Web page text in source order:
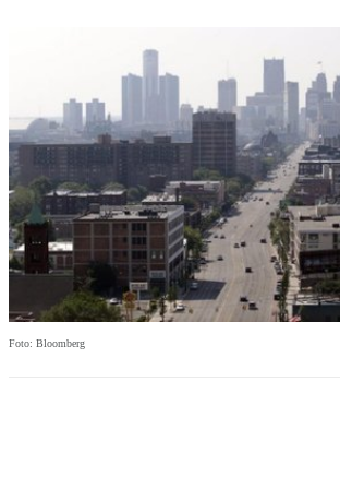
Foto: Bloomberg